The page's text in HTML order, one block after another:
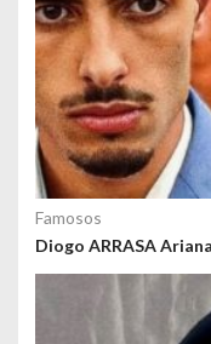
Famosos
Diogo ARRASA